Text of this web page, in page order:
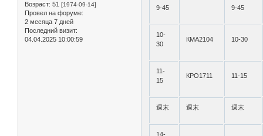
Возраст: 51 [1974-09-14]
Провел на форуме:
2 месяца 7 дней
Последний визит:
04.04.2025 10:00:59
9-45 9-45
10-
30
КМА2104 10-30
11-
15
КРО1711 11-15
週末 週末 週末
14-